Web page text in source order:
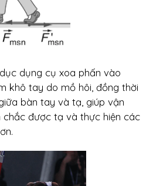
dụng cụ xoa phấn vào
khô tay do mồ hôi, đồng thời
bàn tay và tạ, giúp vận
được tạ và thực hiện các